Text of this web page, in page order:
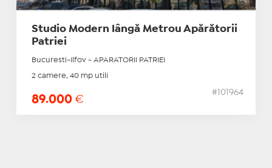
Studio Modern lângă Metrou Apărătorii
Patriei
Bucuresti-Ilfov - APARATORII PATRIEI
2 camere, 40 mp utili
89.000 €
#101964